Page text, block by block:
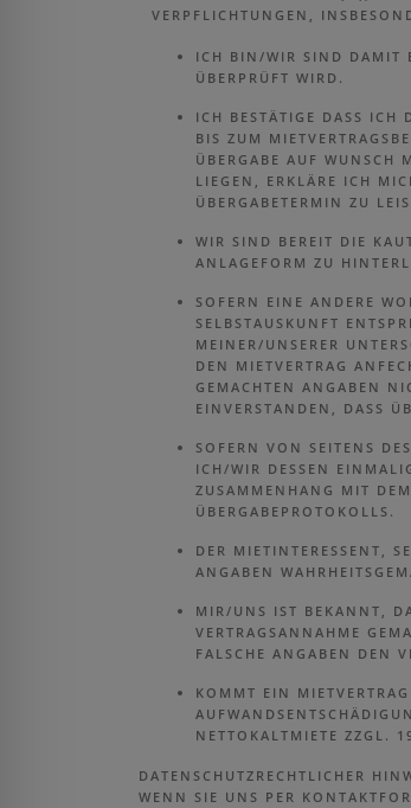
VERPFLICHTUNGEN,
ICH BIN/WIR SIND DAMIT
ÜBERPRÜFT WIRD.
ICH BESTÄTIGE DASS ICH
BIS ZUM
ÜBERGABE AUF WUNSCH
LIEGEN, ERKLÄRE ICH
ÜBERGABETERMIN ZU
WIR SIND BEREIT DIE
ANLAGEFORM ZU
SOFERN EINE ANDERE
SELBSTAUSKUNFT
MEINER/UNSERER
DEN MIETVERTRAG
GEMACHTEN ANGABEN
EINVERSTANDEN, DASS
SOFERN VON SEITENS
ICH/WIR DESSEN
ZUSAMMENHANG MIT
ÜBERGABEPROTOKOLLS.
DER MIETINTERESSENT,
ANGABEN
MIR/UNS IST BEKANNT,
VERTRAGSANNAHME
FALSCHE ANGABEN DEN
KOMMT EIN
ETTOKALTMIETE ZZGL.
DATENSCHUTZRECHTLICHER
WENN SIE UNS PER